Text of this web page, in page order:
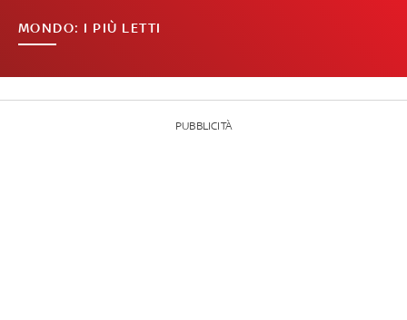
MONDO: I PIÙ LETTI
PUBBLICITÀ